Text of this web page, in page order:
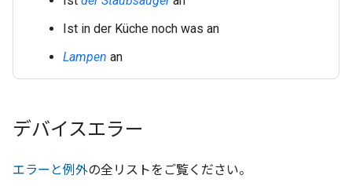
Ist in der Küche noch was an
Lampen an
デバイスエラー
エラーと例外の全リストをご覧ください。